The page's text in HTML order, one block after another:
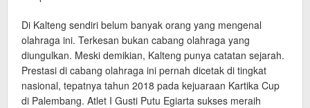
Di Kalteng sendiri belum banyak orang yang mengenal
olahraga ini. Terkesan bukan cabang olahraga yang
diungulkan. Meski demikian, Kalteng punya catatan sejarah.
Prestasi di cabang olahraga ini pernah dicetak di tingkat
nasional, tepatnya tahun 2018 pada kejuaraan Kartika Cup
di Palembang. Atlet I Gusti Putu Egiarta sukses meraih